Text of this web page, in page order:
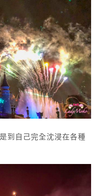
到自己完全沈浸在各種